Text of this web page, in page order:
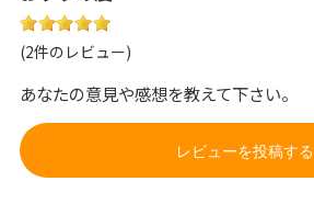
(2件のレビュー)
あなたの意見や感想を教えて下さい。
レビューを投稿する